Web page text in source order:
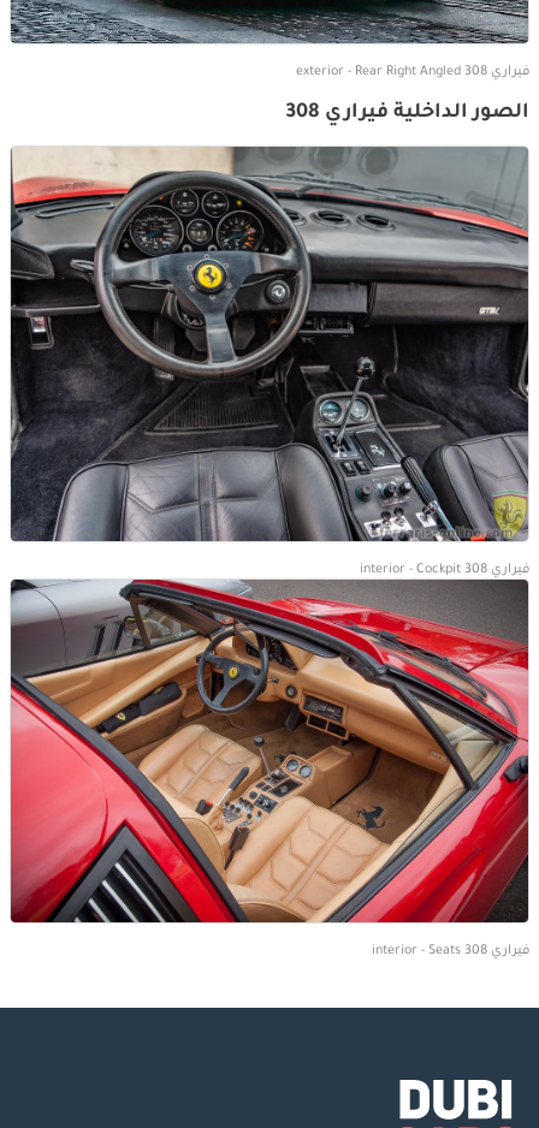
فيراري 308 exterior - Rear Right Angled
الصور الداخلية فيراري 308
فيراري 308 interior - Cockpit
فيراري 308 interior - Seats